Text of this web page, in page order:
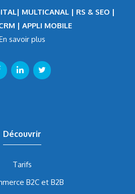
MULTICANAL | RS & SEO |
| APPLI MOBILE
savoir plus
Découvrir
Tarifs
B2C et B2B